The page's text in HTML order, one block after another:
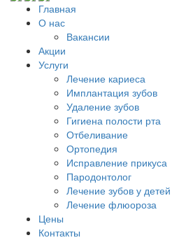
Главная
О нас
Вакансии
Акции
Услуги
Лечение кариеса
Имплантация зубов
Удаление зубов
Гигиена полости рта
Отбеливание
Ортопедия
Исправление прикуса
Пародонтолог
Лечение зубов у детей
Лечение флюороза
Цены
Контакты